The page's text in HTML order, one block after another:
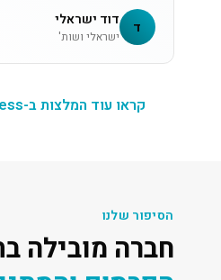
ד דוד ישראלי
ישראלי ושות'
קראו עוד המלצות ב-Google Business
הסיפור שלנו
חברה מובילה